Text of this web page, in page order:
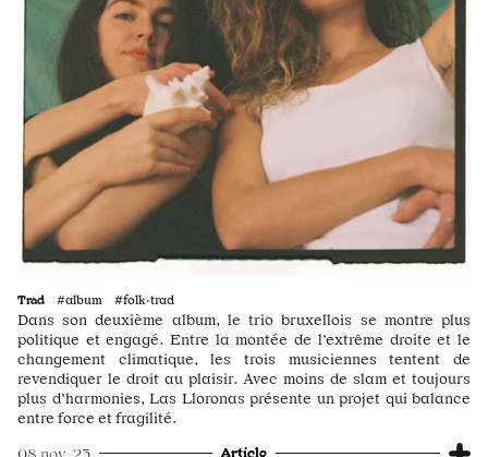
Trad #album #folk·trad
Dans son deuxième album, le trio bruxellois se montre plus
politique et engagé. Entre la montée de l’extrême droite et le
changement climatique, les trois musiciennes tentent de
revendiquer le droit au plaisir. Avec moins de slam et toujours
plus d’harmonies, Las Lloronas présente un projet qui balance
entre force et fragilité.
Article